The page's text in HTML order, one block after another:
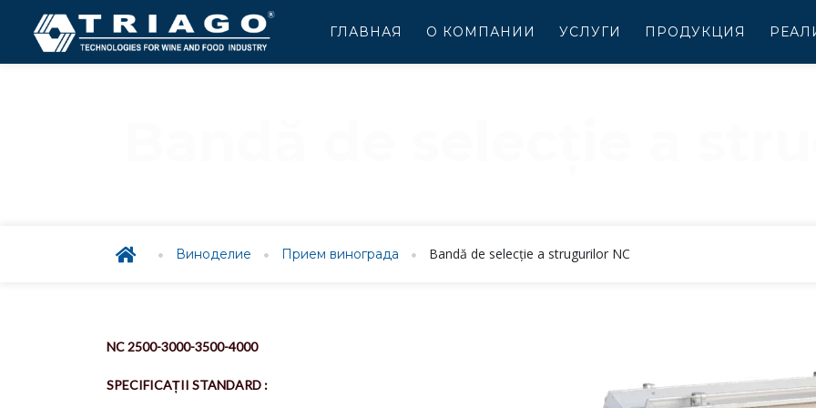
ГЛАВНАЯ О КОМПАНИИ УСЛУГИ ПРОДУКЦИЯ
Виноделие Прием винограда Bandă de selecție a strugurilor NC
NC 2500-3000-3500-4000
SPECIFICAȚII STANDARD :